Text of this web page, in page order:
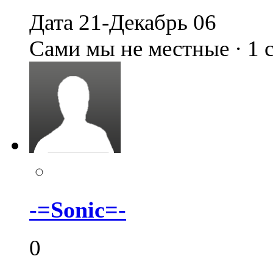
Дата 21-Декабрь 06
Сами мы не местные · 1
-=Sonic=-
0